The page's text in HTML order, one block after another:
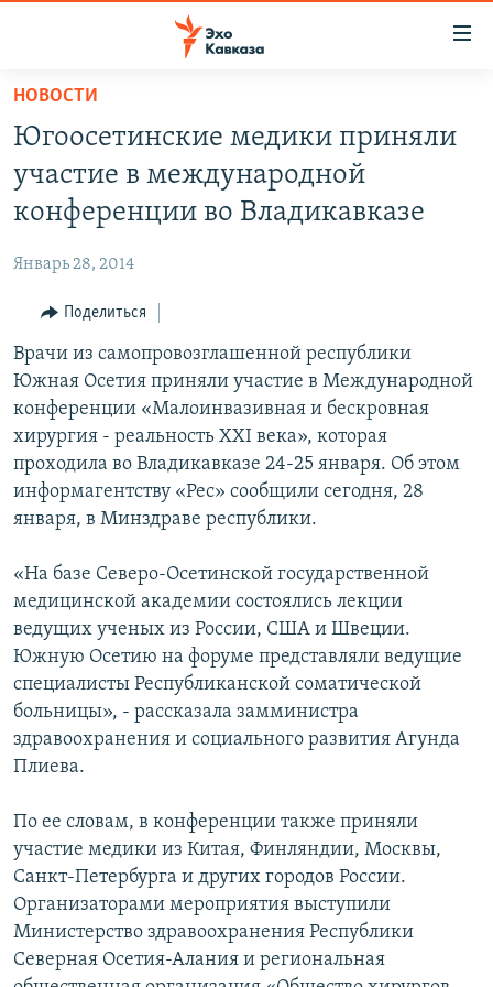
Вернуться
основному
содержанию
Вернутся
главной
навигации
Вернутся
поиску
СУХУМИ
ВЕСЬ КАВКАЗ
СЕВЕРНЫЙ КАВКАЗ
АРМЕНИЯ
АЗЕРБАЙДЖАН
ТЕМЫ
ПОЛИТИКА
ЭКОНОМИКА
ОБЩЕСТВО
КУЛЬТУРА
СПОРТ
РУБРИКИ
НЕКРУГЛЫЙ СТОЛ
ГОСТЬ НЕДЕЛИ
ПОЗИЦИЯ
БЛОГИ
ЧИТАЕМ ПРЕССУ
МУЛЬТИМЕДИА
ВИДЕО
ФОТО
АУДИО
ПОДКАСТЫ
АРХИВ РАДИОПРОГРАММЫ
ПРИСОЕДИНЯЙТЕСЬ!
Все сайты РСЕ/РС
НОВОСТИ
Югоосетинские медики приняли
участие в международной
конференции во Владикавказе
Январь 28, 2014
Поделиться
Врачи из самопровозглашенной республики
Южная Осетия приняли участие в Международной
конференции «Малоинвазивная и бескровная
хирургия - реальность XXI века», которая
проходила во Владикавказе 24-25 января. Об этом
информагентству «Рес» сообщили сегодня, 28
января, в Минздраве республики.
«На базе Северо-Осетинской государственной
медицинской академии состоялись лекции
ведущих ученых из России, США и Швеции.
Южную Осетию на форуме представляли ведущие
специалисты Республиканской соматической
больницы», - рассказала замминистра
здравоохранения и социального развития Агунда
Плиева.
По ее словам, в конференции также приняли
участие медики из Китая, Финляндии, Москвы,
Санкт-Петербурга и других городов России.
Организаторами мероприятия выступили
Министерство здравоохранения Республики
Северная Осетия-Алания и региональная